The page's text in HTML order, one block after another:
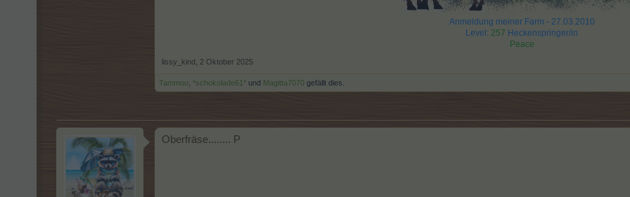
Anmeldung meiner Farm - 27.03.2010
Level: 257 Heckenspringer/in
Peace
lissy_kind 2 Oktober 2025
Tammoo *schokolade61* und Magitta7070 gefällt dies.
Oberfräse........ P